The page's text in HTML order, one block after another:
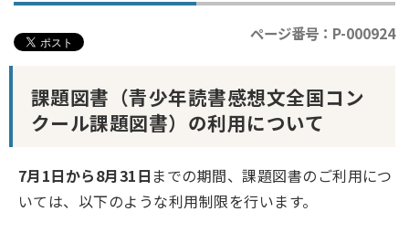
ページ番号：P-000924
課題図書（青少年読書感想文全国コン
クール課題図書）の利用について
7月1日から8月31日 までの期間、課題図書のご利用につ
いては、以下のような利用制限を行います。